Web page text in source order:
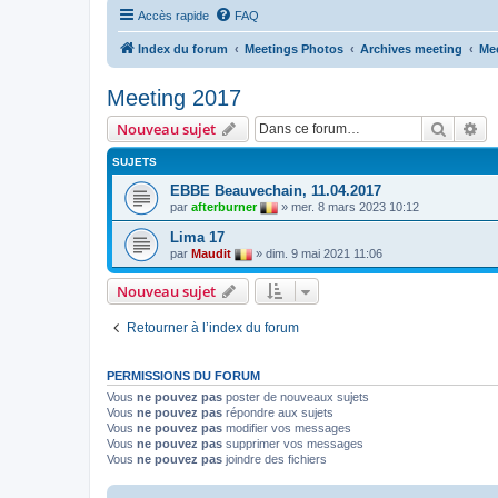
Accès rapide FAQ
Index du forum Meetings Photos Archives meeting
Meeting 2017
Nouveau sujet
SUJETS
EBBE Beauvechain, 11.04.2017
par afterburner » mer. 8 mars 2023 10:12
Lima 17
par Maudit » dim. 9 mai 2021 11:06
Nouveau sujet
Retourner à l’index du forum
PERMISSIONS DU FORUM
Vous ne pouvez pas poster de nouveaux sujets
Vous ne pouvez pas répondre aux sujets
Vous ne pouvez pas modifier vos messages
Vous ne pouvez pas supprimer vos messages
Vous ne pouvez pas joindre des fichiers